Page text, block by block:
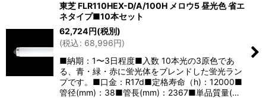
東芝 FLR110HEX-D/A/100H メロウ5 昼光色 省エ
ネタイプ■10本セット
62,724円(税別)
(税込: 68,996円)
■納期：1〜3日程度■入数 10本光の3原色であ
る、青・緑・赤に蛍光体をブレンドした蛍光ラン
プです。■口金：R17d■定格寿命（h)：12000■
管径(mm)：38■管長(mm)：2367■単品質量(…